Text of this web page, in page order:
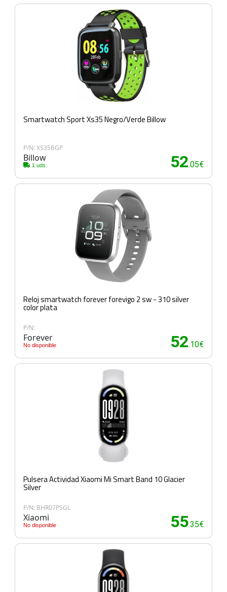
Smartwatch Sport Xs35 Negro/Verde Billow
P/N: XS35BGP
Billow
1 uds. 52.05€
Reloj smartwatch forever forevigo 2 sw - 310 silver
color plata
P/N:
Forever
No disponible 52.10€
Pulsera Actividad Xiaomi Mi Smart Band 10 Glacier
Silver
P/N: BHR07PSGL
Xiaomi
No disponible 55.35€